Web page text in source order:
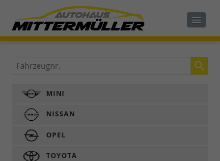
Fahrzeugnr.
MINI
NISSAN
OPEL
TOYOTA